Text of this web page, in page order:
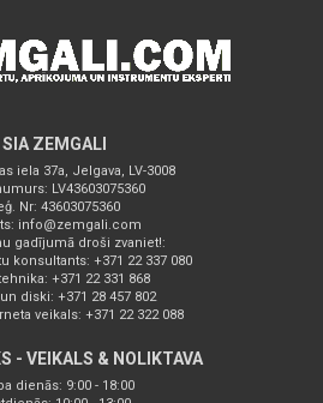
SIA ZEMGALI
iela 37a, Jelgava, LV-3008
LV43603075360
Nr: 43603075360
info@zemgali.com
gadījumā droši zvaniet!:
konsultants: +371 22 337 080
+371 22 331 868
diski: +371 28 457 802
veikals: +371 22 322 088
- VEIKALS & NOLIKTAVA
dienās: 9:00 - 18:00